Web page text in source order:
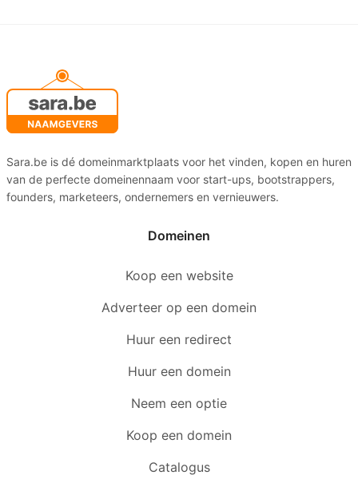
Sara.be is dé domeinmarktplaats voor het vinden, kopen en huren
van de perfecte domeinennaam voor start-ups, bootstrappers,
founders, marketeers, ondernemers en vernieuwers.
Domeinen
Koop een website
Adverteer op een domein
Huur een redirect
Huur een domein
Neem een optie
Koop een domein
Catalogus